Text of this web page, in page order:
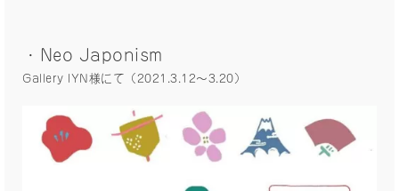
・Neo Japonism
Gallery IYN様にて（2021.3.12〜3.20）